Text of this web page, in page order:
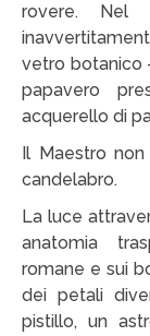
Enrico
Nadia
rovere. Nel
vetro botanico
papavero
acquerello di
Il Maestro
candelabro.
La luce
anatomia
romane e sui
dei petali
pistillo, un